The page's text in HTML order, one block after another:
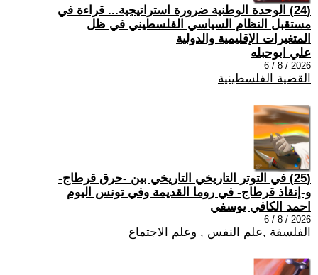
(24) الوحدة الوطنية ضرورة استراتيجية... قراءة في
مستقبل النظام السياسي الفلسطيني في ظل
المتغيرات الإقليمية والدولية
علي ابوحبله
2026 / 8 / 6
القضية الفلسطينية
(25) في التوتر التاريخي التاريخي بين -حرق قرطاج-
و-إنقاذ قرطاج- في روما القديمة وفي تونس اليوم
احمد الكافي يوسفي
2026 / 8 / 6
الفلسفة ,علم النفس , وعلم الاجتماع